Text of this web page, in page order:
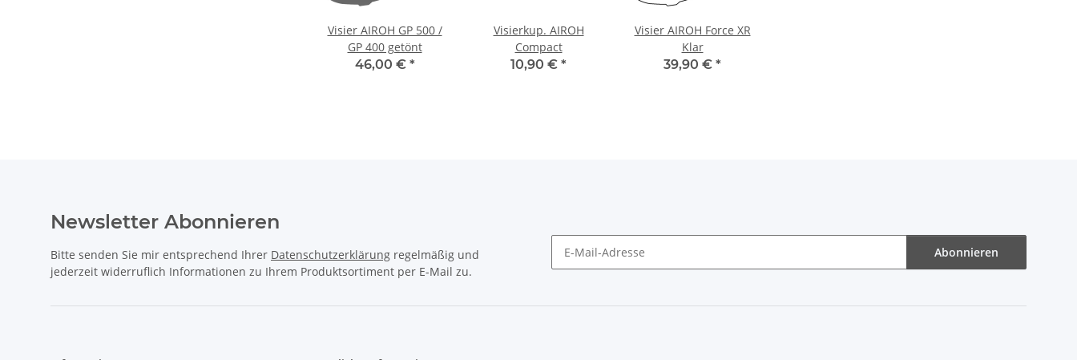
Visier AIROH GP 500 /
GP 400 getönt
46,00 € *
Visierkup. AIROH
Compact
10,90 € *
Visier AIROH Force XR
Klar
39,90 € *
Newsletter Abonnieren
Bitte senden Sie mir entsprechend Ihrer Datenschutzerklärung regelmäßig und
jederzeit widerruflich Informationen zu Ihrem Produktsortiment per E-Mail zu.
Abonnieren